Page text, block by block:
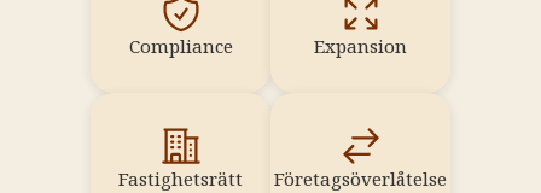
Compliance Expansion
Fastighetsrätt Företagsöverlåtelse